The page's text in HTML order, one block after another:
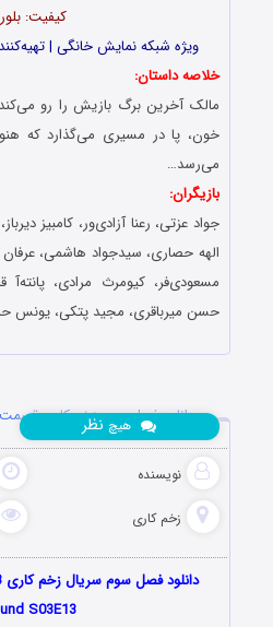
کیفیت:
ویژه شبکه نمایش خانگی |
خلاصه داستان:
مالک آخرین برگ بازیش را رو
خون، پا در مسیری می‌گذارد که
می‌رسد…
بازیگران:
جواد عزتی، رعنا آزادی‌ور، کامبیز
الهه حصاری، سیدجواد هاشمی، عرفان
مسعودی‌فر، کیومرث مرادی، پانته‌آ
حسن میرباقری، مجید پتکی، یونس
دانلود فصل سوم زخم کاری قسمت 13 با کیفیت BluRay
نویسنده
زخم کاری
هیچ نظر
S03E13